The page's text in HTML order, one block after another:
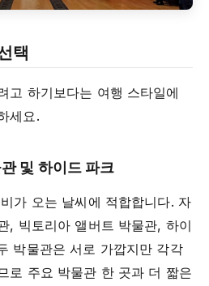
택
고 하기보다는 여행 스타일에
세요.
및 하이드 파크
가 오는 날씨에 적합합니다. 자
, 빅토리아 앨버트 박물관, 하이
박물관은 서로 가깝지만 각각
로 주요 박물관 한 곳과 더 짧은